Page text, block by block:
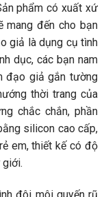
phẩm có xuất xứ
mang đến cho bạn
giả là dụng cụ tình
dục, các bạn nam
đạo giả gắn tường
thời trang của
chắc chắn, phần
silicon cao cấp,
em, thiết kế có độ
giới.